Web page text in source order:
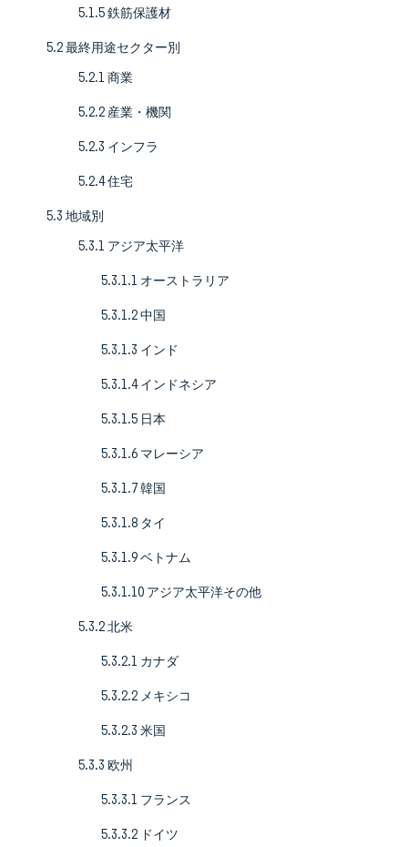
5.1.5 鉄筋保護材
5.2 最終用途セクター別
5.2.1 商業
5.2.2 産業・機関
5.2.3 インフラ
5.2.4 住宅
5.3 地域別
5.3.1 アジア太平洋
5.3.1.1 オーストラリア
5.3.1.2 中国
5.3.1.3 インド
5.3.1.4 インドネシア
5.3.1.5 日本
5.3.1.6 マレーシア
5.3.1.7 韓国
5.3.1.8 タイ
5.3.1.9 ベトナム
5.3.1.10 アジア太平洋その他
5.3.2 北米
5.3.2.1 カナダ
5.3.2.2 メキシコ
5.3.2.3 米国
5.3.3 欧州
5.3.3.1 フランス
5.3.3.2 ドイツ